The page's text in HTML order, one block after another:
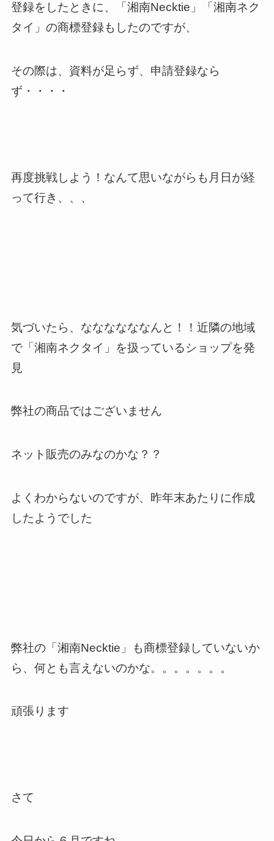
登録をしたときに、「湘南Necktie」「湘南ネク
タイ」の商標登録もしたのですが、
その際は、資料が足らず、申請登録なら
ず・・・・
再度挑戦しよう！なんて思いながらも月日が経
って行き、、、
気づいたら、ななななななんと！！近隣の地域
で「湘南ネクタイ」を扱っているショップを発
見
弊社の商品ではございません
ネット販売のみなのかな？？
よくわからないのですが、昨年末あたりに作成
したようでした
弊社の「湘南Necktie」も商標登録していないか
ら、何とも言えないのかな。。。。。。。
頑張ります
さて